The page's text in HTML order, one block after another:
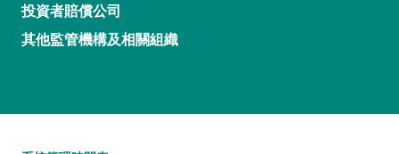
投資者賠償公司
其他監管機構及相關組織